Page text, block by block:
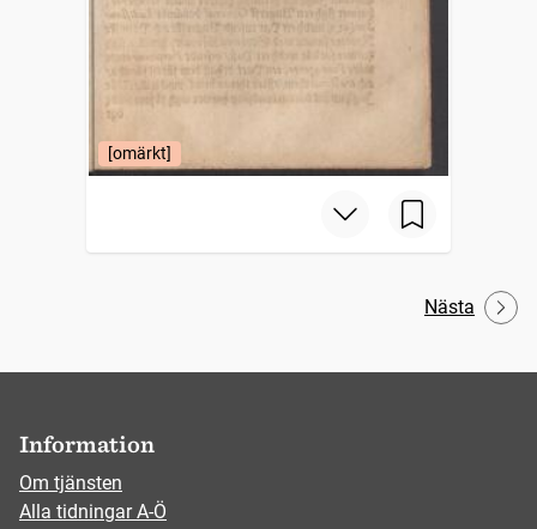
[omärkt]
Nästa
Information
Om tjänsten
Alla tidningar A-Ö